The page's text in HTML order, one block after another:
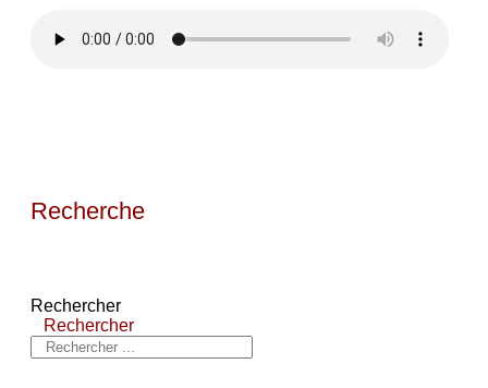
Recherche
Rechercher
Rechercher